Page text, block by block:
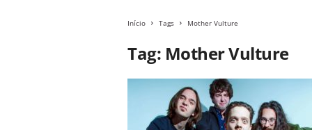
Início Tags Mother Vulture
Tag: Mother Vulture